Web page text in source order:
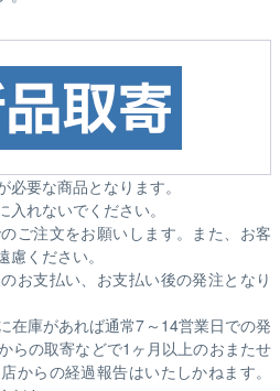
要な商品となります。
れないでください。
ご注文をお願いします。また、お客
ください。
お支払い、お支払い後の発注となり
在庫があれば通常7～14営業日での発
らの取寄などで1ヶ月以上のおまたせ
からの経過報告はいたしかねます。